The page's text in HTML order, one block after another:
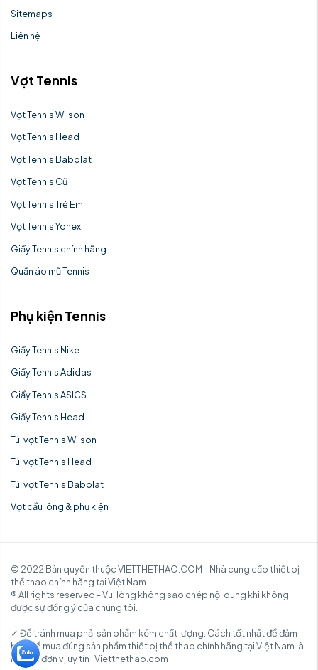
Sitemaps
Liên hệ
Vợt Tennis
Vợt Tennis Wilson
Vợt Tennis Head
Vợt Tennis Babolat
Vợt Tennis Cũ
Vợt Tennis Trẻ Em
Vợt Tennis Yonex
Giầy Tennis chính hãng
Quần áo mũ Tennis
Phụ kiện Tennis
Giầy Tennis Nike
Giầy Tennis Adidas
Giầy Tennis ASICS
Giầy Tennis Head
Túi vợt Tennis Wilson
Túi vợt Tennis Head
Túi vợt Tennis Babolat
Vợt cầu lông & phụ kiện
© 2022 Bản quyền thuộc VIETTHETHAO.COM - Nhà cung cấp thiết bị
thể thao chính hãng tại Việt Nam.
® All rights reserved - Vui lòng không sao chép nội dung khi không
được sự đồng ý của chúng tôi.
✓ Để tránh mua phải sản phẩm kém chất lượng. Cách tốt nhất để đảm
bảo để mua đúng sản phẩm thiết bị thể thao chính hãng tại Việt Nam là
mua từ đơn vị uy tín | Vietthethao.com